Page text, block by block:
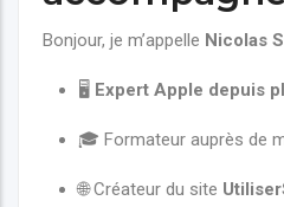
Bonjour, je m’appelle Nicolas
🖥️ Expert Apple depuis
🎓 Formateur auprès de
🌐 Créateur du site